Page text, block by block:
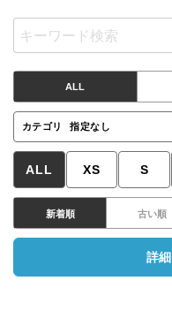
ALL
カテゴリ 指定なし
ALL XS S
新着順 古い順
詳